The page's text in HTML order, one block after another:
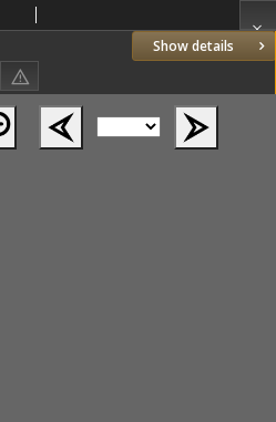
Show details